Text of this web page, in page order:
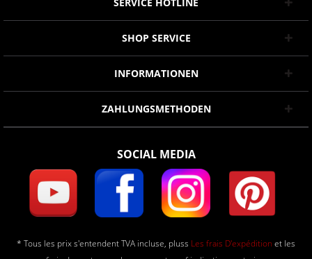
SHOP SERVICE
INFORMATIONEN
ZAHLUNGSMETHODEN
SOCIAL MEDIA
* Tous les prix s'entendent TVA incluse, pluss Les frais D'expédition et les